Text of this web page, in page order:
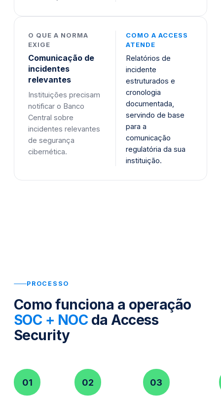
O QUE A NORMA
EXIGE
Comunicação de
incidentes
relevantes
Instituições precisam
notificar o Banco
Central sobre
incidentes relevantes
de segurança
cibernética.
COMO A ACCESS
ATENDE
Relatórios de
incidente
estruturados e
cronologia
documentada,
servindo de base
para a
comunicação
regulatória da sua
instituição.
PROCESSO
Como funciona a operação
SOC + NOC da Access
Security
01 02 03